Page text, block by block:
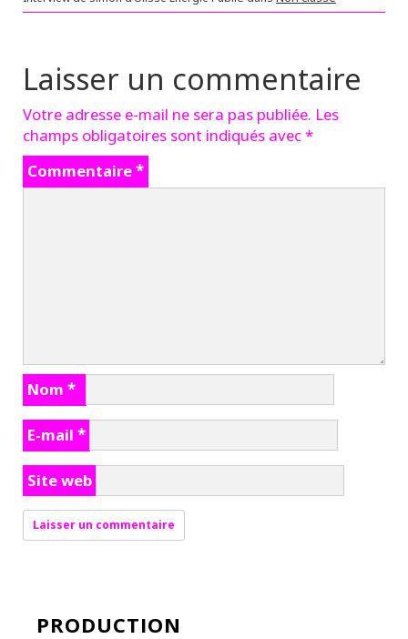
Laisser un commentaire
Votre adresse e-mail ne sera pas publiée. Les
champs obligatoires sont indiqués avec*
Commentaire*
Nom *
E-mail *
Site web
PRODUCTION